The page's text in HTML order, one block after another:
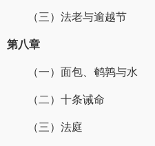
（三）法老与逾越节
第八章
（一）面包、鹌鹑与水
（二）十条诫命
（三）法庭